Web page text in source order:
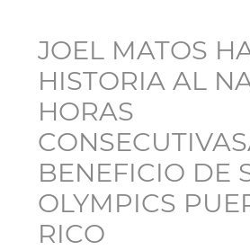
JOEL MATOS
HISTORIA AL
HORAS
BENEFICIO DE
OLYMPICS
RICO